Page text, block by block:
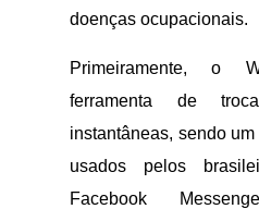
doenças ocupacionais.
Primeiramente, o
ferramenta de
instantâneas, sendo
usados pelos
Facebook